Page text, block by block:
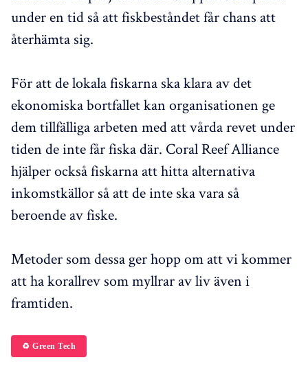
under en tid så att fiskbeståndet får chans att
återhämta sig.
För att de lokala fiskarna ska klara av det
ekonomiska bortfallet kan organisationen ge
dem tillfälliga arbeten med att vårda revet under
tiden de inte får fiska där. Coral Reef Alliance
hjälper också fiskarna att hitta alternativa
inkomstkällor så att de inte ska vara så
beroende av fiske.
Metoder som dessa ger hopp om att vi kommer
att ha korallrev som myllrar av liv även i
framtiden.
♻️ Green Tech